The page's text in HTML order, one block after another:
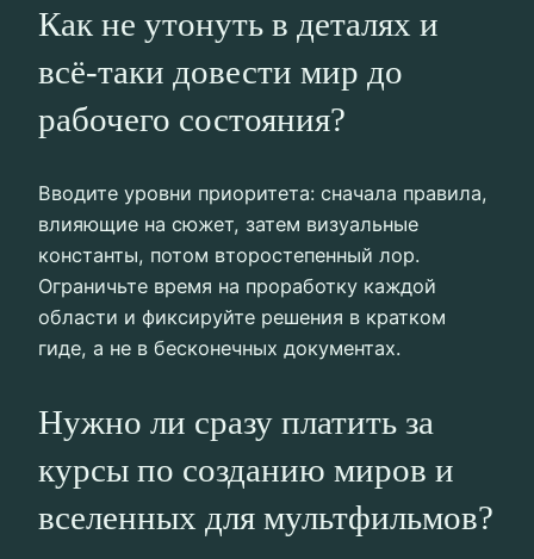
Как не утонуть в деталях и
всё-таки довести мир до
рабочего состояния?
Вводите уровни приоритета: сначала правила,
влияющие на сюжет, затем визуальные
константы, потом второстепенный лор.
Ограничьте время на проработку каждой
области и фиксируйте решения в кратком
гиде, а не в бесконечных документах.
Нужно ли сразу платить за
курсы по созданию миров и
вселенных для мультфильмов?